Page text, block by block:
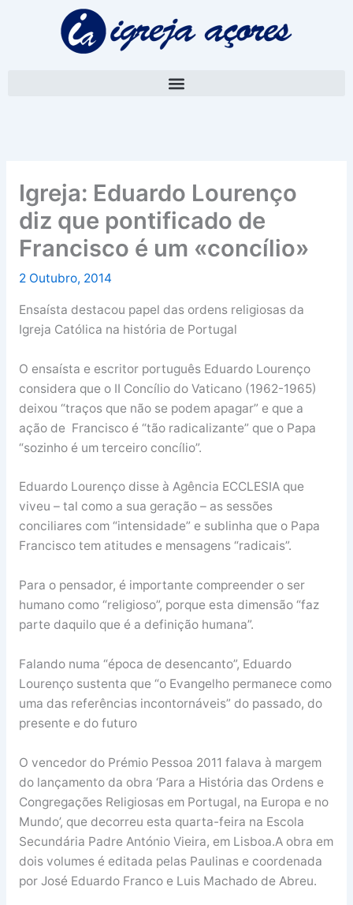
Igreja: Eduardo Lourenço
diz que pontificado de
Francisco é um «concílio»
2 Outubro, 2014
Ensaísta destacou papel das ordens religiosas da
Igreja Católica na história de Portugal
O ensaísta e escritor português Eduardo Lourenço
considera que o II Concílio do Vaticano (1962-1965)
deixou “traços que não se podem apagar” e que a
ação de Francisco é “tão radicalizante” que o Papa
“sozinho é um terceiro concílio”.
Eduardo Lourenço disse à Agência ECCLESIA que
viveu – tal como a sua geração – as sessões
conciliares com “intensidade” e sublinha que o Papa
Francisco tem atitudes e mensagens “radicais”.
Para o pensador, é importante compreender o ser
humano como “religioso”, porque esta dimensão “faz
parte daquilo que é a definição humana”.
Falando numa “época de desencanto”, Eduardo
Lourenço sustenta que “o Evangelho permanece como
uma das referências incontornáveis” do passado, do
presente e do futuro
O vencedor do Prémio Pessoa 2011 falava à margem
do lançamento da obra ‘Para a História das Ordens e
Congregações Religiosas em Portugal, na Europa e no
Mundo’, que decorreu esta quarta-feira na Escola
Secundária Padre António Vieira, em Lisboa.A obra em
dois volumes é editada pelas Paulinas e coordenada
por José Eduardo Franco e Luis Machado de Abreu.